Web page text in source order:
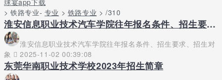
球宴app下载
> 铁路专业- 专业 > 铁路专业 > /310
淮安信息职业技术汽车学院往年报名条件、招生要求、招生对象
淮安信息职业技术汽车学院往年报名条件、招生要求、招生对
象
2025-11-02 00:39:08
东莞华南职业技术学校2023年招生简章